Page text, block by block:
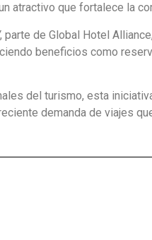
atractivo que fortalece la
parte de Global Hotel
beneficios como
del turismo, esta
demanda de viajes